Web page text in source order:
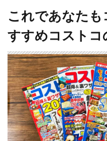
これであなた
すすめコストコ